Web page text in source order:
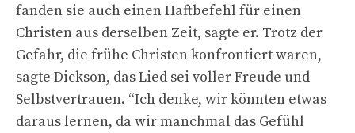
fanden sie auch einen Haftbefehl für einen
Christen aus derselben Zeit, sagte er. Trotz der
Gefahr, die frühe Christen konfrontiert waren,
sagte Dickson, das Lied sei voller Freude und
Selbstvertrauen. “Ich denke, wir könnten etwas
daraus lernen, da wir manchmal das Gefühl